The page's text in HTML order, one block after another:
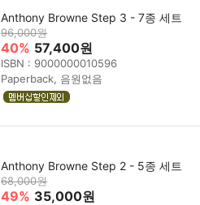
Anthony Browne Step 3 - 7종 세트
96,000원
40% 57,400원
ISBN : 9000000010596
Paperback, 음원없음
Anthony Browne Step 2 - 5종 세트
68,000원
49% 35,000원